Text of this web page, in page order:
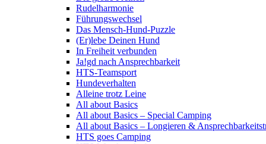
Rudelharmonie
Führungswechsel
Das Mensch-Hund-Puzzle
(Er)lebe Deinen Hund
In Freiheit verbunden
Ja!gd nach Ansprechbarkeit
HTS-Teamsport
Hundeverhalten
Alleine trotz Leine
All about Basics
All about Basics – Special Camping
All about Basics – Longieren &
HTS goes Camping